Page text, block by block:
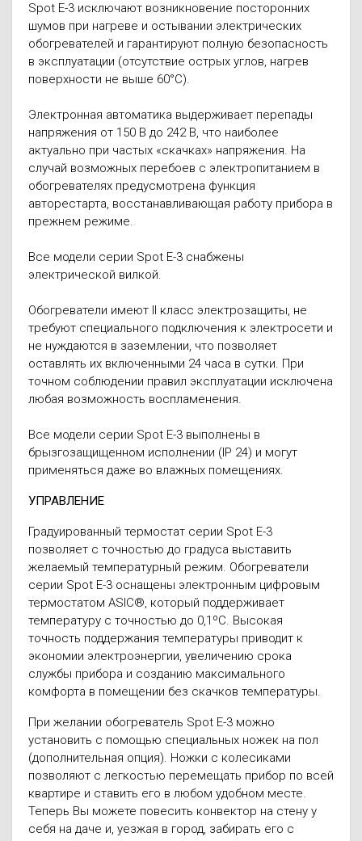
Spot E-3 исключают возникновение посторонних
шумов при нагреве и остывании электрических
обогревателей и гарантируют полную безопасность
в эксплуатации (отсутствие острых углов, нагрев
поверхности не выше 60°С).
Электронная автоматика выдерживает перепады
напряжения от 150 В до 242 В, что наиболее
актуально при частых «скачках» напряжения. На
случай возможных перебоев с электропитанием в
обогревателях предусмотрена функция
авторестарта, восстанавливающая работу прибора в
прежнем режиме.
Все модели серии Spot E-3 снабжены
электрической вилкой.
Обогреватели имеют II класс электрозащиты, не
требуют специального подключения к электросети и
не нуждаются в заземлении, что позволяет
оставлять их включенными 24 часа в сутки. При
точном соблюдении правил эксплуатации исключена
любая возможность воспламенения.
Все модели серии Spot E-3 выполнены в
брызгозащищенном исполнении (IP 24) и могут
применяться даже во влажных помещениях.
УПРАВЛЕНИЕ
Градуированный термостат серии Spot Е-3
позволяет с точностью до градуса выставить
желаемый температурный режим. Обогреватели
серии Spot Е-3 оснащены электронным цифровым
термостатом ASIC®, который поддерживает
температуру с точностью до 0,1ºС. Высокая
точность поддержания температуры приводит к
экономии электроэнергии, увеличению срока
службы прибора и созданию максимального
комфорта в помещении без скачков температуры.
При желании обогреватель Spot Е-3 можно
установить с помощью специальных ножек на пол
(дополнительная опция). Ножки с колесиками
позволяют с легкостью перемещать прибор по всей
квартире и ставить его в любом удобном месте.
Теперь Вы можете повесить конвектор на стену у
себя на даче и, уезжая в город, забирать его с